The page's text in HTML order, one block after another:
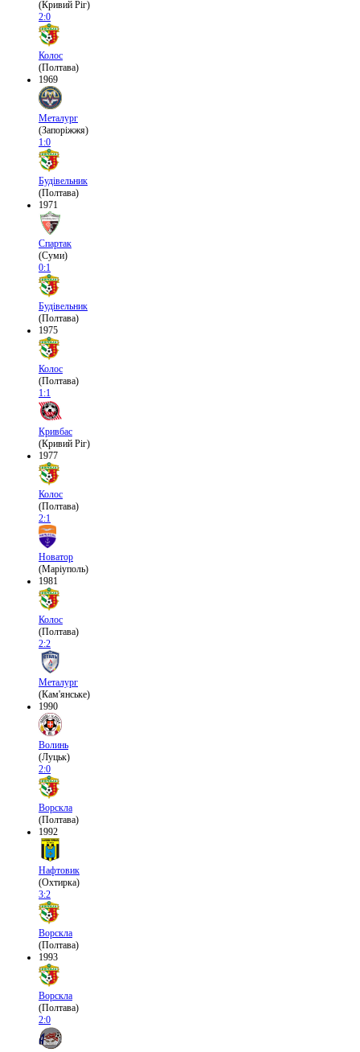
(Кривий Ріг)
2:0
Колос
(Полтава)
1969
Металург
(Запоріжжя)
1:0
Будівельник
(Полтава)
1971
Спартак
(Суми)
0:1
Будівельник
(Полтава)
1975
Колос
(Полтава)
1:1
Кривбас
(Кривий Ріг)
1977
Колос
(Полтава)
2:1
Новатор
(Маріуполь)
1981
Колос
(Полтава)
2:2
Металург
(Кам'янське)
1990
Волинь
(Луцьк)
2:0
Ворскла
(Полтава)
1992
Нафтовик
(Охтирка)
3:2
Ворскла
(Полтава)
1993
Ворскла
(Полтава)
2:0